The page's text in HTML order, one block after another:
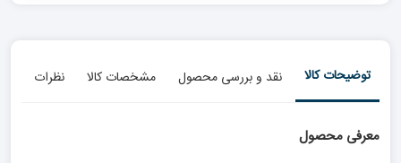
توضیحات کالا نقد و بررسی محصول مشخصات کالا نظرات
معرفی محصول